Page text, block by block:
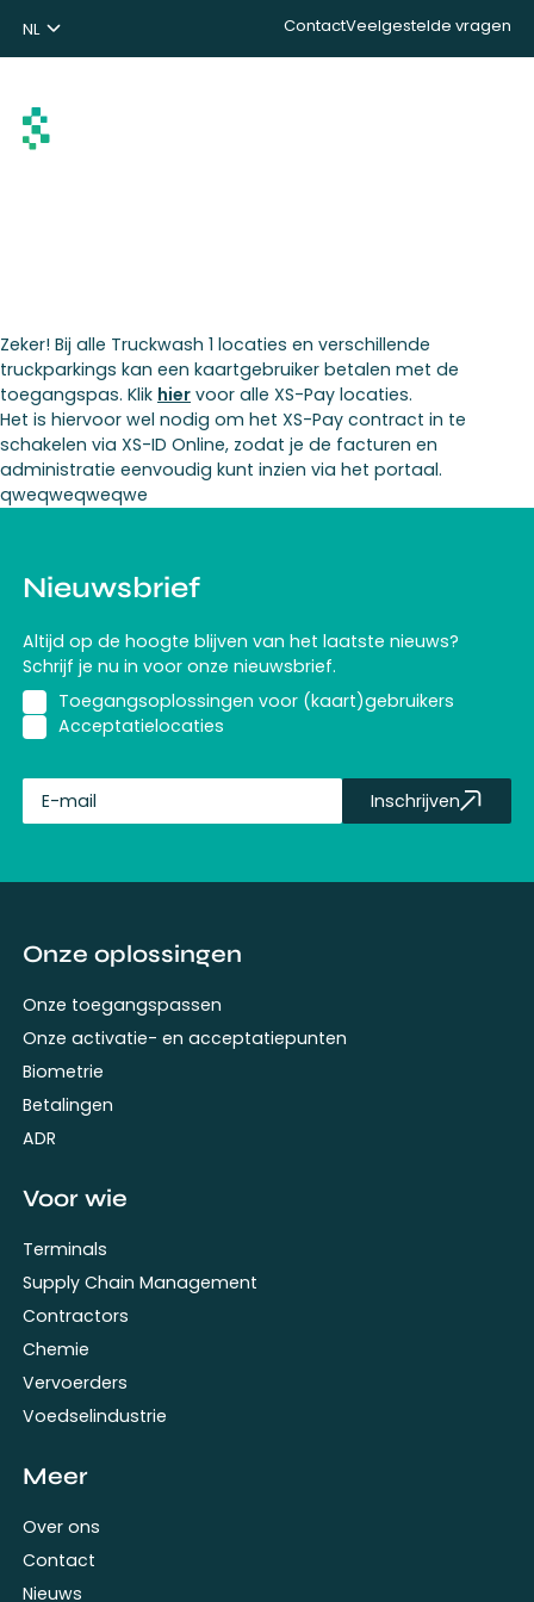
NL
ENG
DE
ContactVeelgestelde vragen
Zeker! Bij alle Truckwash 1 locaties en verschillende
truckparkings kan een kaartgebruiker betalen met de
toegangspas. Klik hier voor alle XS-Pay locaties.
Het is hiervoor wel nodig om het XS-Pay contract in te
schakelen via XS-ID Online, zodat je de facturen en
administratie eenvoudig kunt inzien via het portaal.
qweqweqweqwe
Nieuwsbrief
Altijd op de hoogte blijven van het laatste nieuws?
Schrijf je nu in voor onze nieuwsbrief.
Toegangsoplossingen voor (kaart)gebruikers
Acceptatielocaties
Inschrijven
Onze oplossingen
Onze toegangspassen
Onze activatie- en acceptatiepunten
Biometrie
Betalingen
ADR
Voor wie
Terminals
Supply Chain Management
Contractors
Chemie
Vervoerders
Voedselindustrie
Meer
Over ons
Contact
Nieuws